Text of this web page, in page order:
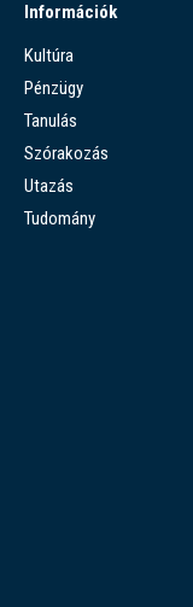
Információk
Kultúra
Pénzügy
Tanulás
Szórakozás
Utazás
Tudomány